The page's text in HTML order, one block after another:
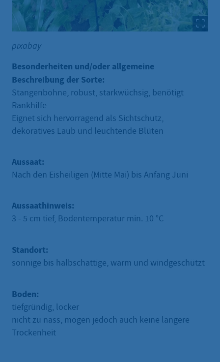
pixabay
Besonderheiten und/oder allgemeine
Beschreibung der Sorte:
Stangenbohne, robust, starkwüchsig, benötigt
Rankhilfe
Eignet sich hervorragend als Sichtschutz,
dekoratives Laub und leuchtende Blüten
Aussaat:
Nach den Eisheiligen (Mitte Mai) bis Anfang Juni
Aussaathinweis:
3 - 5 cm tief, Bodentemperatur min. 10 °C
Standort:
sonnige bis halbschattige, warm und windgeschützt
Boden:
tiefgründig, locker
nicht zu nass, mögen jedoch auch keine längere
Trockenheit